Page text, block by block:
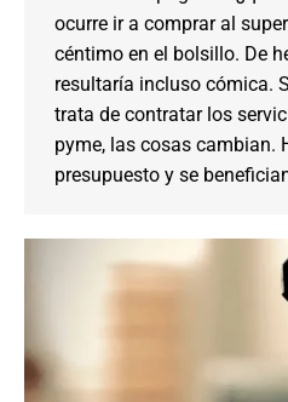
ocurre ir a comprar al
céntimo en el bolsillo. De
resultaría incluso cómica.
trata de contratar los
pyme, las cosas cambian.
presupuesto y se